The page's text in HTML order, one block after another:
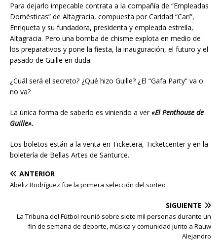
Para dejarlo impecable contrata a la compañía de “Empleadas
Domésticas” de Altagracia, compuesta por Caridad “Cari”,
Enriqueta y su fundadora, presidenta y empleada estrella,
Altagracia. Pero una bomba de chisme explota en medio de
los preparativos y pone la fiesta, la inauguración, el futuro y el
pasado de Guille en duda.
¿Cuál será el secreto? ¿Qué hizo Guille? ¿El “Gafa Party” va o
no va?
La única forma de saberlo es viniendo a ver«El Penthouse de
Guille».
Los boletos están a la venta en Ticketera, Ticketcenter y en la
boletería de Bellas Artes de Santurce.
ANTERIOR
Abeliz Rodríguez fue la primera selección del sorteo
SIGUIENTE
La Tribuna del Fútbol reunió sobre siete mil personas durante un
fin de semana de deporte, música y comunidad junto a Rauw
Alejandro